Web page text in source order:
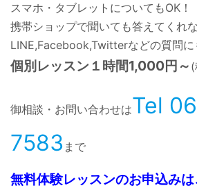
スマホ・タブレットについてもOK！
携帯ショップで聞いても答えてくれ
LINE,Facebook,Twitterなどの質問に
個別レッスン１時間1,000円～
御相談・お問い合わせはTel
7583 まで
無料体験レッスンのお申込みは